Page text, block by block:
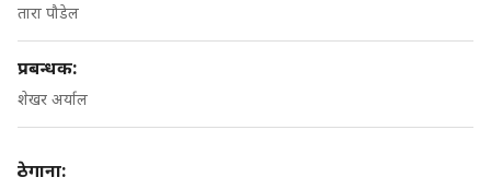
तारा पौडेल
प्रबन्धक:
शेखर अर्याल
ठेगाना: